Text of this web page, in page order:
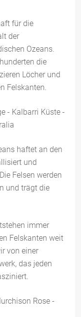
für die
der
Ozeans.
die
Löcher und
Felskanten.
haftet an den
und
Felsen werden
und trägt die
immer
Felskanten weit
von einer
das jeden